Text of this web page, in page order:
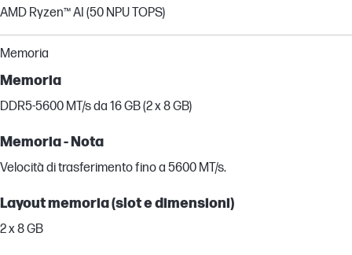
AMD Ryzen™ AI (50 NPU TOPS)
Memoria
Memoria
DDR5-5600 MT/s da 16 GB (2 x 8 GB)
Memoria - Nota
Velocità di trasferimento fino a 5600 MT/s.
Layout memoria (slot e dimensioni)
2 x 8 GB